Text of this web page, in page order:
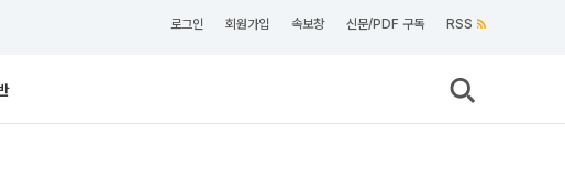
로그인 회원가입 속보창 신문/PDF 구독 RSS